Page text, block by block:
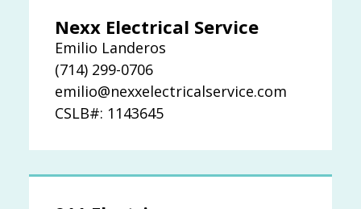
Nexx Electrical Service
Emilio Landeros
(714) 299-0706
emilio@nexxelectricalservice.com
CSLB#: 1143645